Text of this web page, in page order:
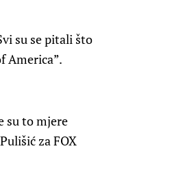
su se pitali što
America”.
su to mjere
za FOX